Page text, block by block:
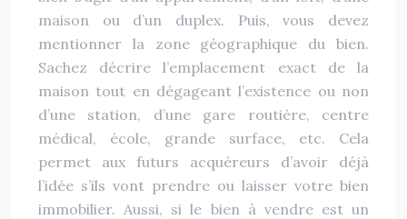
maison ou d’un duplex. Puis, vous devez
mentionner la zone géographique du bien.
Sachez décrire l’emplacement exact de la
maison tout en dégageant l’existence ou non
d’une station, d’une gare routière, centre
médical, école, grande surface, etc. Cela
permet aux futurs acquéreurs d’avoir déjà
l’idée s’ils vont prendre ou laisser votre bien
immobilier. Aussi, si le bien à vendre est un